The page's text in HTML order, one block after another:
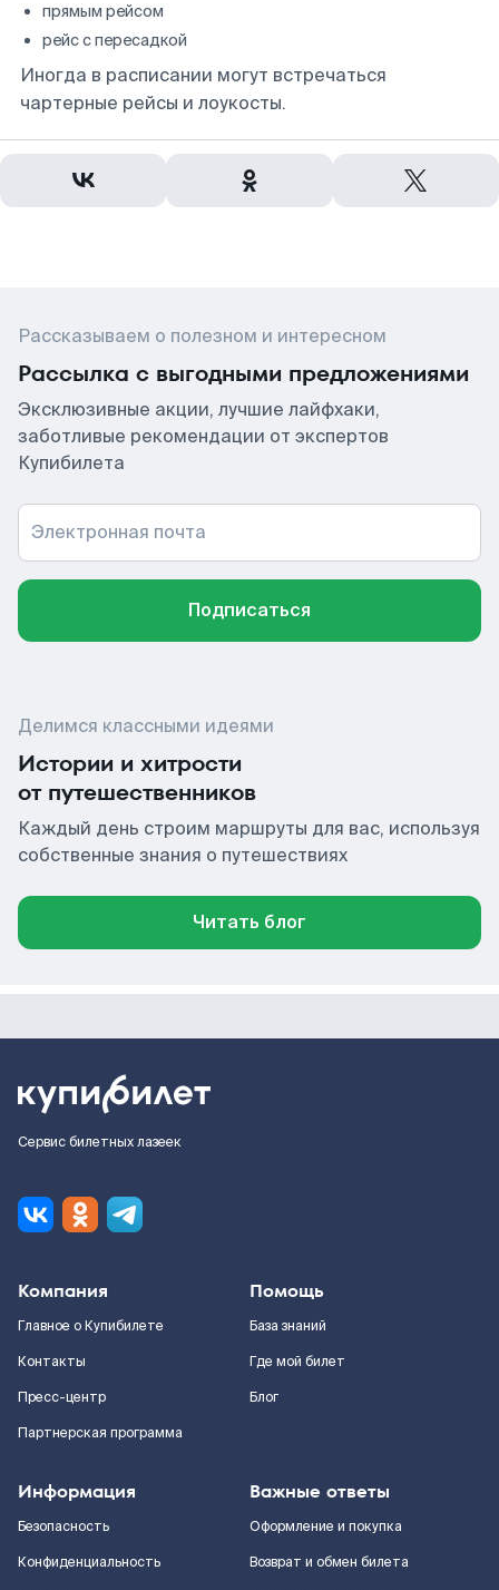
прямым рейсом
рейс с пересадкой
Иногда в расписании могут встречаться
чартерные рейсы и лоукосты.
Рассказываем о полезном и интересном
Рассылка с выгодными предложениями
Эксклюзивные акции, лучшие лайфхаки,
заботливые рекомендации от экспертов
Купибилета
Электронная почта
Подписаться
Делимся классными идеями
Истории и хитрости
от путешественников
Каждый день строим маршруты для вас, используя
собственные знания о путешествиях
Читать блог
Сервис билетных лазеек
Компания
Главное о Купибилете
Контакты
Пресс-центр
Партнерская программа
Помощь
База знаний
Где мой билет
Блог
Информация
Безопасность
Конфиденциальность
Важные ответы
Оформление и покупка
Возврат и обмен билета